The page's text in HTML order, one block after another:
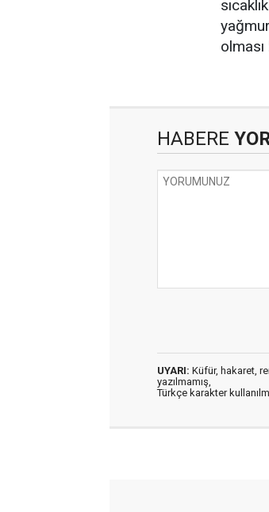
HABERE
UYARI: Küfür, hakaret,
yazılmamış,
Türkçe karakter